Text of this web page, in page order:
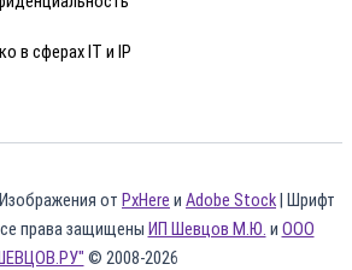
в сферах IT и IP
от PxHere и Adobe Stock| Шрифт
права защищены ИП Шевцов М.Ю. и ООО
© 2008-2026